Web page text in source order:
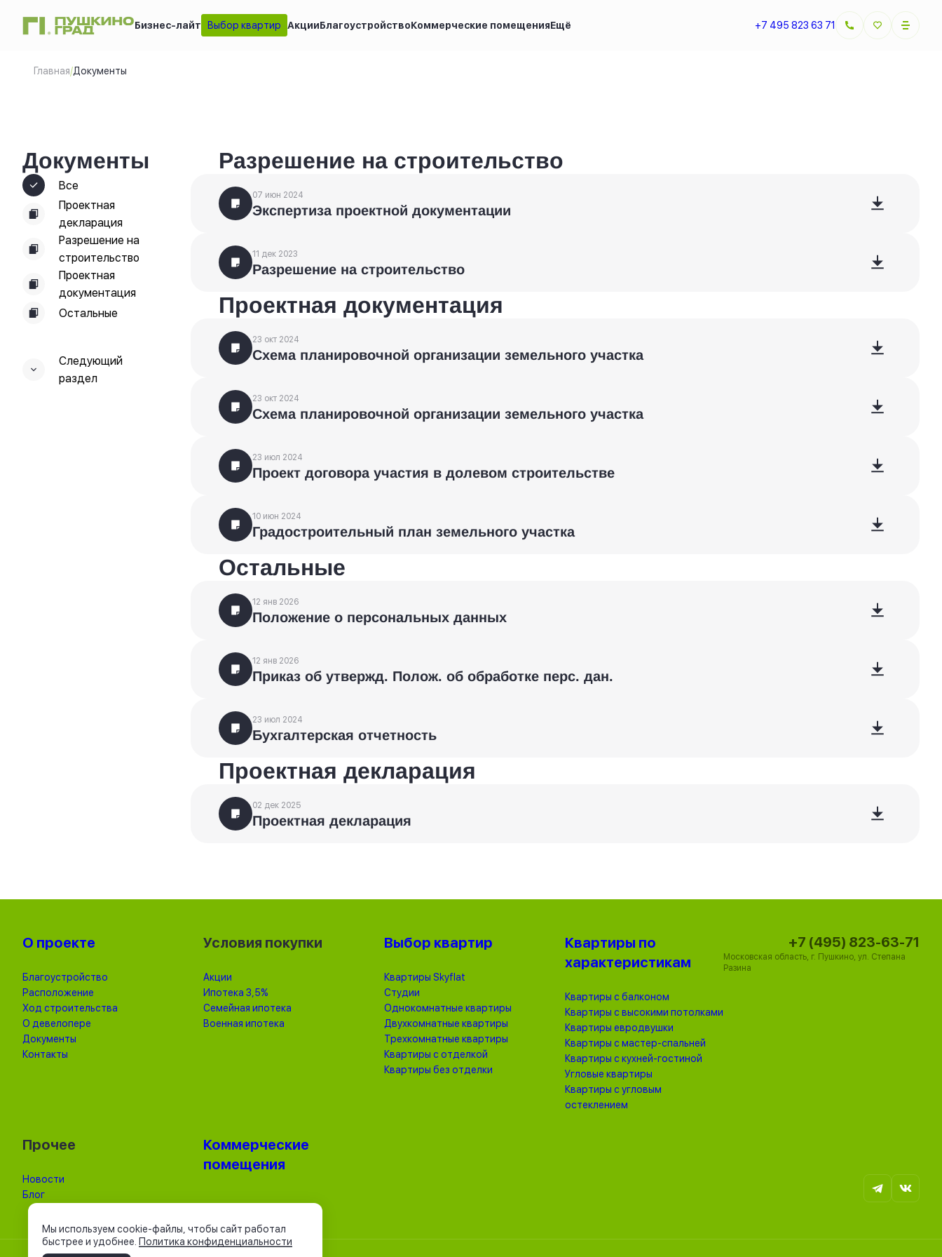
Бизнес-лайт Выбор квартир АкцииБлагоустройствоКоммерческие помещенияЕщё +7 495 823 63 71
Главная/Документы
Документы
Все
Разрешение на
строительство
Проектная
документация
Остальные
Проектная
декларация
Следующий
раздел
Разрешение на строительство
07 июн 2024
Экспертиза проектной документации
11 дек 2023
Разрешение на строительство
Проектная документация
23 окт 2024
Схема планировочной организации земельного участка
23 окт 2024
Схема планировочной организации земельного участка
23 июл 2024
Проект договора участия в долевом строительстве
10 июн 2024
Градостроительный план земельного участка
Остальные
12 янв 2026
Положение о персональных данных
12 янв 2026
Приказ об утвержд. Полож. об обработке перс. дан.
23 июл 2024
Бухгалтерская отчетность
Проектная декларация
02 дек 2025
Проектная декларация
О проекте
Благоустройство
Расположение
Ход строительства
О девелопере
Документы
Контакты
Условия покупки
Акции
Ипотека 3,5%
Семейная ипотека
Военная ипотека
Выбор квартир
Квартиры Skyflat
Студии
Однокомнатные квартиры
Двухкомнатные квартиры
Трехкомнатные квартиры
Квартиры с отделкой
Квартиры без отделки
Квартиры по
характеристикам
Квартиры с балконом
Квартиры с высокими потолками
Квартиры евродвушки
Квартиры с мастер-спальней
Квартиры с кухней-гостиной
Угловые квартиры
Квартиры с угловым
остеклением
Прочее
Новости
Блог
Коммерческие
помещения
+7 (495) 823-63-71
Московская область, г. Пушкино, ул. Степана
Разина
Мы используем cookie-файлы, чтобы сайт работал
быстрее и удобнее. Политика конфиденциальности